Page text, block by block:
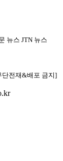
뉴스 JTN 뉴스
단전재&배포 금지]